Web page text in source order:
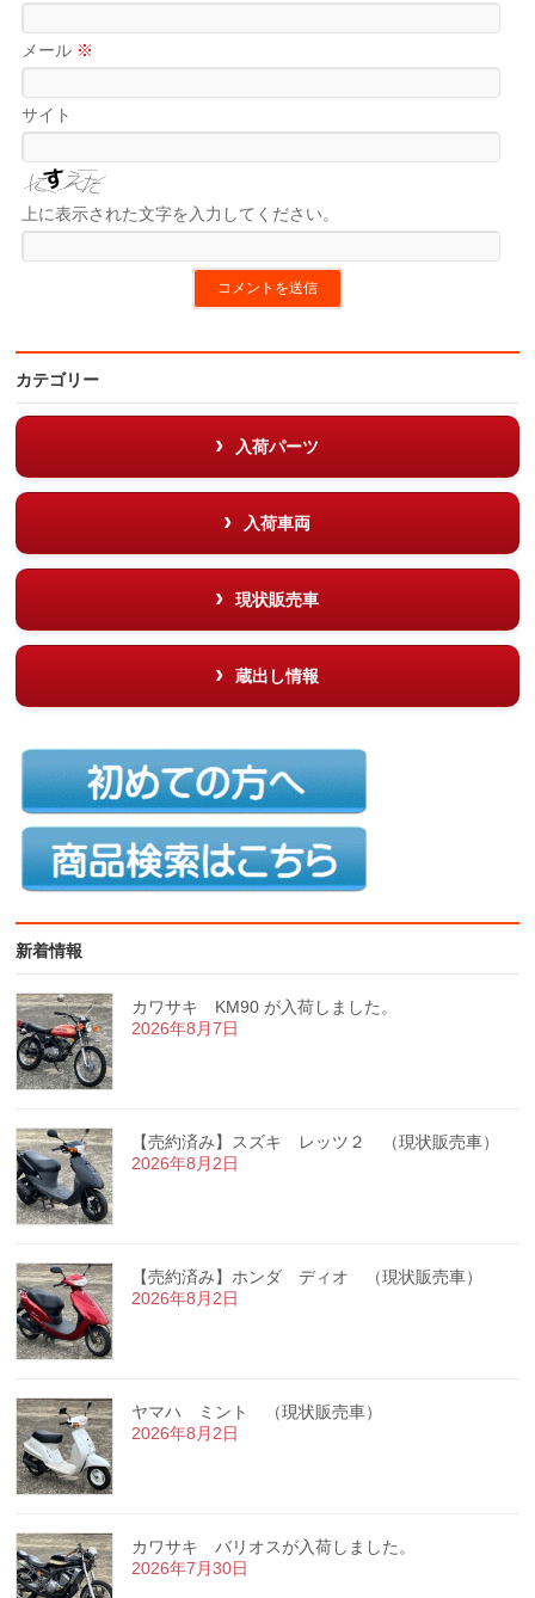
メール ※
サイト
上に表示された文字を入力してください。
カテゴリー
入荷パーツ
入荷車両
現状販売車
蔵出し情報
新着情報
カワサキ KM90 が入荷しました。
2026年8月7日
【売約済み】スズキ レッツ２ （現状販売車）
2026年8月2日
【売約済み】ホンダ ディオ （現状販売車）
2026年8月2日
ヤマハ ミント （現状販売車）
2026年8月2日
カワサキ バリオスが入荷しました。
2026年7月30日